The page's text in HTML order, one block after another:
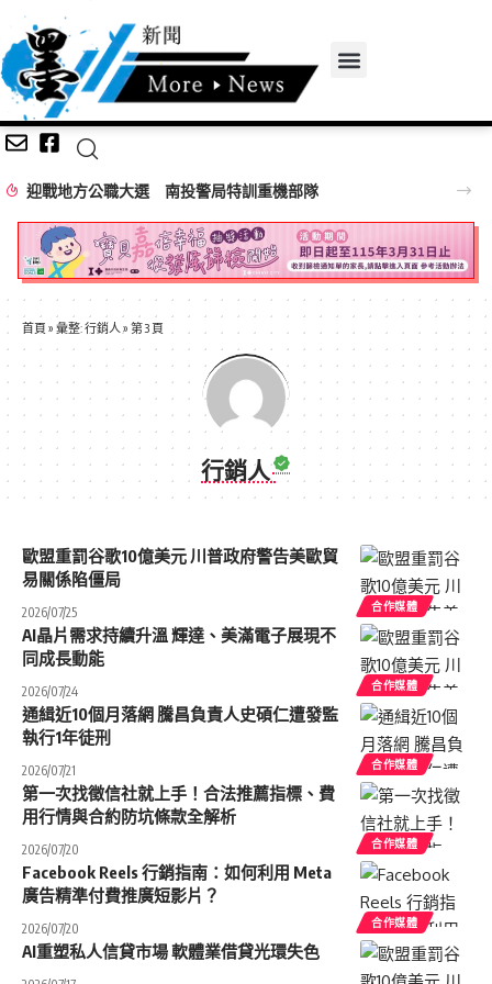
迎戰地方公職大選 南投警局特訓重機部隊
首頁 » 彙整: 行銷人 » 第 3 頁
行銷人
合作媒體
歐盟重罰谷歌10億美元 川普政府警告美歐貿
易關係陷僵局
2026/07/25
合作媒體
AI晶片需求持續升溫 輝達、美滿電子展現不
同成長動能
2026/07/24
合作媒體
通緝近10個月落網 騰昌負責人史碩仁遭發監
執行1年徒刑
2026/07/21
合作媒體
第一次找徵信社就上手！合法推薦指標、費
用行情與合約防坑條款全解析
2026/07/20
合作媒體
Facebook Reels 行銷指南：如何利用 Meta
廣告精準付費推廣短影片？
2026/07/20
AI重塑私人信貸市場 軟體業借貸光環失色